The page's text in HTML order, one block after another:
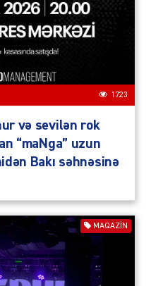
1723
və sevilən rok
“maNga” uzun
Bakı səhnəsinə
MAQAZIN